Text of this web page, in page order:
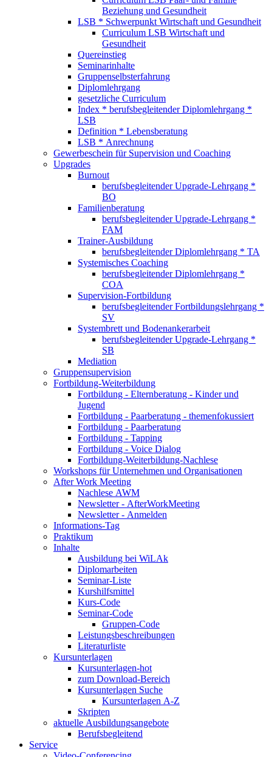
Beziehung und Gesundheit
LSB * Schwerpunkt Wirtschaft und Gesundheit
Curriculum LSB Wirtschaft und
Gesundheit
Quereinstieg
Seminarinhalte
Gruppenselbsterfahrung
Diplomlehrgang
gesetzliche Curriculum
Index * berufsbegleitender Diplomlehrgang *
LSB
Definition * Lebensberatung
LSB * Anrechnung
Gewerbeschein für Supervision und Coaching
Upgrades
Burnout
berufsbegleitender Upgrade-Lehrgang *
BO
Familienberatung
berufsbegleitender Upgrade-Lehrgang *
FAM
Trainer-Ausbildung
berufsbegleitender Diplomlehrgang * TA
Systemisches Coaching
berufsbegleitender Diplomlehrgang *
COA
Supervision-Fortbildung
berufsbegleitender Fortbildungslehrgang *
SV
Systembrett und Bodenankerarbeit
berufsbegleitender Upgrade-Lehrgang *
SB
Mediation
Gruppensupervision
Fortbildung-Weiterbildung
Fortbildung - Elternberatung - Kinder und
Jugend
Fortbildung - Paarberatung - themenfokussiert
Fortbildung - Paarberatung
Fortbildung - Tapping
Fortbildung - Voice Dialog
Fortbildung-Weiterbildung-Nachlese
Workshops für Unternehmen und Organisationen
After Work Meeting
Nachlese AWM
Newsletter - AfterWorkMeeting
Newsletter - Anmelden
Informations-Tag
Praktikum
Inhalte
Ausbildung bei WiLAk
Diplomarbeiten
Seminar-Liste
Kurshilfsmittel
Kurs-Code
Seminar-Code
Gruppen-Code
Leistungsbeschreibungen
Literaturliste
Kursunterlagen
Kursunterlagen-hot
zum Download-Bereich
Kursunterlagen Suche
Kursunterlagen A-Z
Skripten
aktuelle Ausbildungsangebote
Berufsbegleitend
Service